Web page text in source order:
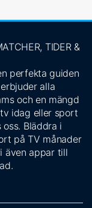
TIDER &
perfekta guiden
alla
och en mängd
idag eller sport
Bläddra i
på TV månader
även appar till